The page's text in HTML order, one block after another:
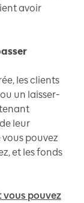
avoir
les clients
un laisser-
tenant
leur
pouvez
et les fonds
vous pouvez